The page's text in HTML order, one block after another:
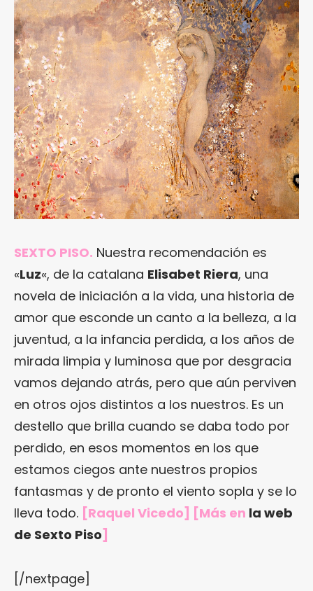
SEXTO PISO. Nuestra recomendación es
«Luz«, de la catalana Elisabet Riera, una
novela de iniciación a la vida, una historia de
amor que esconde un canto a la belleza, a la
juventud, a la infancia perdida, a los años de
mirada limpia y luminosa que por desgracia
vamos dejando atrás, pero que aún perviven
en otros ojos distintos a los nuestros. Es un
destello que brilla cuando se daba todo por
perdido, en esos momentos en los que
estamos ciegos ante nuestros propios
fantasmas y de pronto el viento sopla y se lo
lleva todo. [Raquel Vicedo] [Más en la web
de Sexto Piso]
[/nextpage]